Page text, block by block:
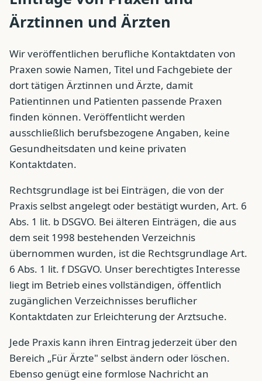
Ärztinnen und Ärzten
Wir veröffentlichen berufliche Kontaktdaten von
Praxen sowie Namen, Titel und Fachgebiete der
dort tätigen Ärztinnen und Ärzte, damit
Patientinnen und Patienten passende Praxen
finden können. Veröffentlicht werden
ausschließlich berufsbezogene Angaben, keine
Gesundheitsdaten und keine privaten
Kontaktdaten.
Rechtsgrundlage ist bei Einträgen, die von der
Praxis selbst angelegt oder bestätigt wurden, Art. 6
Abs. 1 lit. b DSGVO. Bei älteren Einträgen, die aus
dem seit 1998 bestehenden Verzeichnis
übernommen wurden, ist die Rechtsgrundlage Art.
6 Abs. 1 lit. f DSGVO. Unser berechtigtes Interesse
liegt im Betrieb eines vollständigen, öffentlich
zugänglichen Verzeichnisses beruflicher
Kontaktdaten zur Erleichterung der Arztsuche.
Jede Praxis kann ihren Eintrag jederzeit über den
Bereich „Für Ärzte" selbst ändern oder löschen.
Ebenso genügt eine formlose Nachricht an